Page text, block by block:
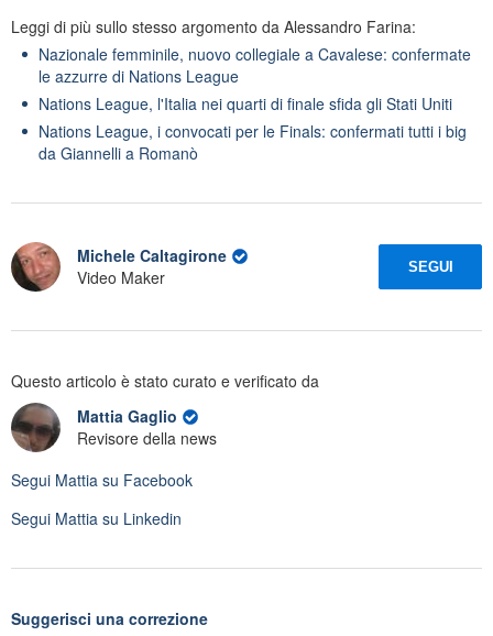
Leggi di più sullo stesso argomento da Alessandro Farina:
Nazionale femminile, nuovo collegiale a Cavalese: confermate
le azzurre di Nations League
Nations League, l'Italia nei quarti di finale sfida gli Stati Uniti
Nations League, i convocati per le Finals: confermati tutti i big
da Giannelli a Romanò
Michele Caltagirone
Video Maker
SEGUI
Questo articolo è stato curato e verificato da
Mattia Gaglio
Revisore della news
Segui Mattia su Facebook
Segui Mattia su Linkedin
Suggerisci una correzione